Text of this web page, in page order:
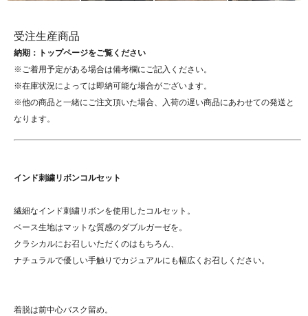
受注生産商品
納期：トップページをご覧ください
※ご着用予定がある場合は備考欄にご記入ください。
※在庫状況によっては即納可能な場合がございます。
※他の商品と一緒にご注文頂いた場合、入荷の遅い商品にあわせての発送と
なります。
インド刺繍リボンコルセット
繊細なインド刺繍リボンを使用したコルセット。
ベース生地はマットな質感のダブルガーゼを。
クラシカルにお召しいただくのはもちろん、
ナチュラルで優しい手触りでカジュアルにも幅広くお召しください。
着脱は前中心バスク留め。